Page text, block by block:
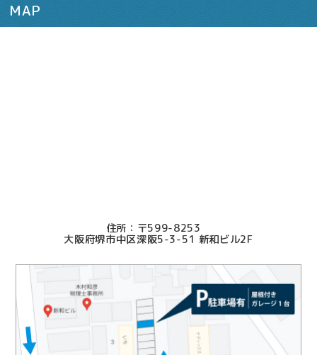
2025.12.12
迅速、丁寧にご対応いただき誠にありがとうございまし
2025.07.17
良き先生方に知り合えたことに感謝いたします。
2025.07.01
MAP
〒599-8253
大阪府堺市中区深阪5-3-51 新和ビル2F